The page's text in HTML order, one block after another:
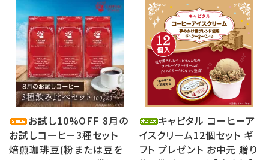
お試し10%OFF 8月の
お試しコーヒー3種セット
焙煎珈琲豆(粉または豆を
キャピタル コーヒーア
イスクリーム12個セット ギ
フト プレゼント お中元 贈り